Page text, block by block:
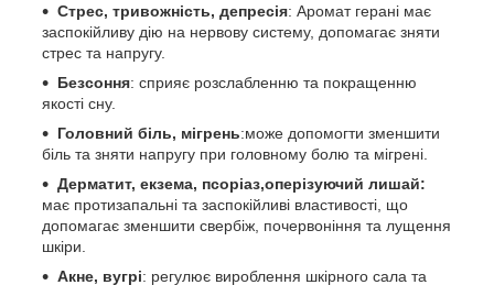
Стрес, тривожність, депресія: Аромат герані має
заспокійливу дію на нервову систему, допомагає зняти
стрес та напругу.
Безсоння: сприяє розслабленню та покращенню
якості сну.
Головний біль, мігрень:може допомогти зменшити
біль та зняти напругу при головному болю та мігрені.
Дерматит, екзема, псоріаз,оперізуючий лишай:
має протизапальні та заспокійливі властивості, що
допомагає зменшити свербіж, почервоніння та лущення
шкіри.
Акне, вугрі: регулює вироблення шкірного сала та